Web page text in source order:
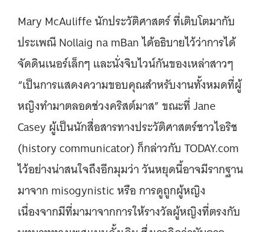
Mary McAuliffe นักประวัติศาสตร์ ที่เติบโตมากับ
ประเพณี Nollaig na mBan ได้อธิบายไว้ว่าการได้
จัดดินเนอร์เล็กๆ และนั่งจิบไวน์กันของเหล่าสาวๆ
“เป็นการแสดงความขอบคุณสำหรับงานทั้งหมดที่ผู้
หญิงทำมาตลอดช่วงคริสต์มาส” ขณะที่ Jane
Casey ผู้เป็นนักสื่อสารทางประวัติศาสตร์ชาวไอริช
(history communicator) ก็กล่าวกับ TODAY.com
ไว้อย่างน่าสนใจถึงอีกมุมว่า วันหยุดนี้อาจมีรากฐาน
มาจาก misogynistic หรือ การดูถูกผู้หญิง
เนื่องจากมีที่มามาจากการให้รางวัลผู้หญิงที่ตรงกับ